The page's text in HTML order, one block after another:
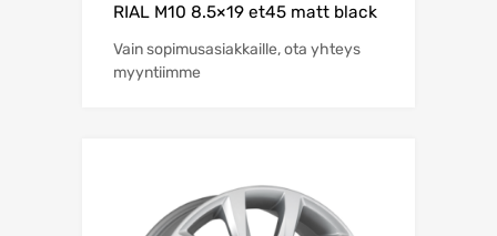
RIAL M10 8.5×19 et45 matt black
Vain sopimusasiakkaille, ota yhteys
myyntiimme